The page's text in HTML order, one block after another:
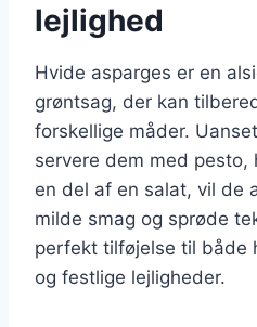
lejlighed
Hvide asparges er en
grøntsag, der kan
forskellige måder.
servere dem med pesto,
en del af en salat, vil de
milde smag og sprøde
perfekt tilføjelse til både
og festlige lejligheder.